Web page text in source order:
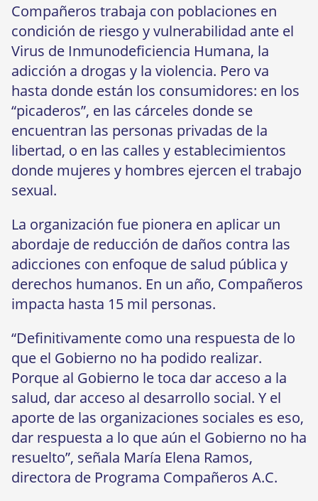
Compañeros trabaja con poblaciones en
condición de riesgo y vulnerabilidad ante el
Virus de Inmunodeficiencia Humana, la
adicción a drogas y la violencia. Pero va
hasta donde están los consumidores: en los
“picaderos”, en las cárceles donde se
encuentran las personas privadas de la
libertad, o en las calles y establecimientos
donde mujeres y hombres ejercen el trabajo
sexual.
La organización fue pionera en aplicar un
abordaje de reducción de daños contra las
adicciones con enfoque de salud pública y
derechos humanos. En un año, Compañeros
impacta hasta 15 mil personas.
“Definitivamente como una respuesta de lo
que el Gobierno no ha podido realizar.
Porque al Gobierno le toca dar acceso a la
salud, dar acceso al desarrollo social. Y el
aporte de las organizaciones sociales es eso,
dar respuesta a lo que aún el Gobierno no ha
resuelto”, señala María Elena Ramos,
directora de Programa Compañeros A.C.